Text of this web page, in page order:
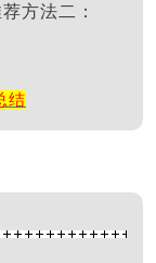
荐方法二：
结